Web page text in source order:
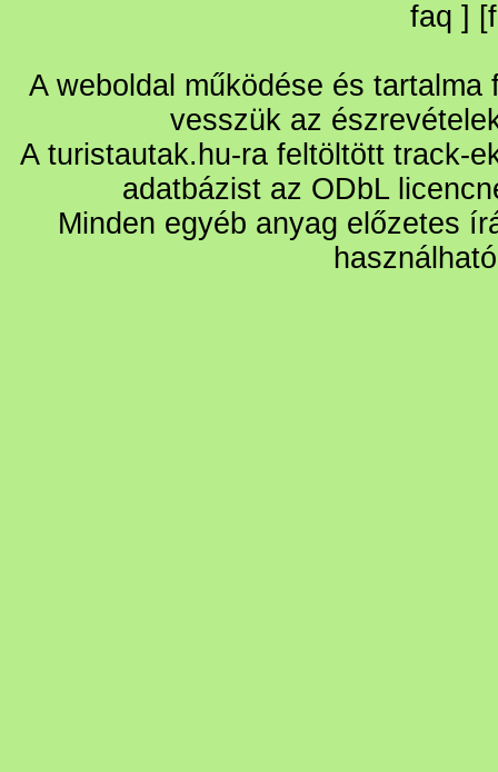
faq ] [
A weboldal működése és
vesszük az
A turistautak.hu-ra feltöltött track-
adatbázist az ODbL
Minden egyéb anyag előzetes